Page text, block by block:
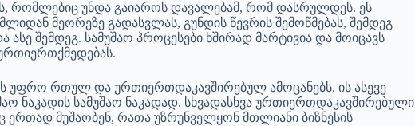
რომლებიც უნდა გაიაროს დავალებამ, რომ დასრულდეს. ეს
მეორეზე გადასვლას, გუნდის წევრის შემოწმებას, შემდეგ
შემდეგ. სამუშაო პროცესები ხშირად მარტივია და მოიცავს
უფრო რთულ და ურთიერთდაკავშირებულ ამოცანებს. ის ასევე
ნაკადის სამუშაო ნაკადად. სხვადასხვა ურთიერთდაკავშირებული
მუშაობენ, რათა უზრუნველყონ მთლიანი ბიზნესის